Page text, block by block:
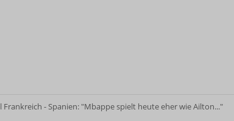
Frankreich - Spanien: "Mbappe spielt heute eher wie Ailton..."